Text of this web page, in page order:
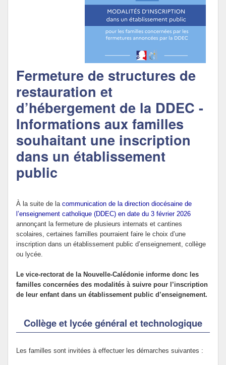
Fermeture de structures de
restauration et
d’hébergement de la DDEC -
Informations aux familles
souhaitant une inscription
dans un établissement
public
À la suite de la communication de la direction diocésaine de
l’enseignement catholique (DDEC) en date du 3 février 2026
annonçant la fermeture de plusieurs internats et cantines
scolaires, certaines familles pourraient faire le choix d’une
inscription dans un établissement public d’enseignement, collège
ou lycée.
Le vice-rectorat de la Nouvelle-Calédonie informe donc les
familles concernées des modalités à suivre pour l’inscription
de leur enfant dans un établissement public d’enseignement.
Collège et lycée général et technologique
Les familles sont invitées à effectuer les démarches suivantes :